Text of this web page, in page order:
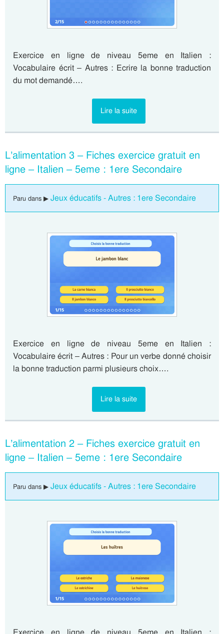
Exercice en ligne de niveau 5eme en Italien :
Vocabulaire écrit – Autres : Ecrire la bonne traduction
du mot demandé….
Lire la suite
L’alimentation 3 – Fiches exercice gratuit en
ligne – Italien – 5eme : 1ere Secondaire
Paru dans ▶ Jeux éducatifs - Autres : 1ere Secondaire
Exercice en ligne de niveau 5eme en Italien :
Vocabulaire écrit – Autres : Pour un verbe donné choisir
la bonne traduction parmi plusieurs choix….
Lire la suite
L’alimentation 2 – Fiches exercice gratuit en
ligne – Italien – 5eme : 1ere Secondaire
Paru dans ▶ Jeux éducatifs - Autres : 1ere Secondaire